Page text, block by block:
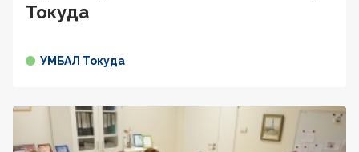
Токуда
УМБАЛ Токуда